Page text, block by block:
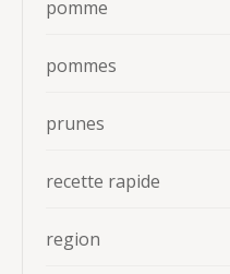
pomme
pommes
prunes
recette rapide
region